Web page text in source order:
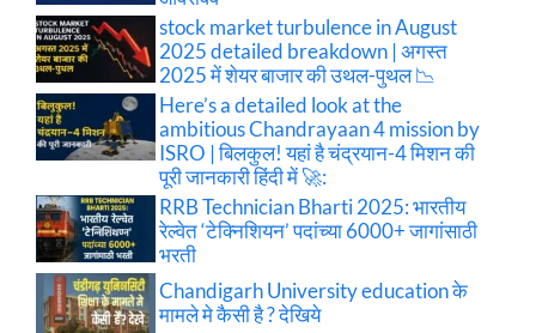
stock market turbulence in August
2025 detailed breakdown | अगस्त
2025 में शेयर बाजार की उथल-पुथल 📉
Here’s a detailed look at the
ambitious Chandrayaan 4 mission by
ISRO | बिलकुल! यहां है चंद्रयान-4 मिशन की
पूरी जानकारी हिंदी में 🚀:
RRB Technician Bharti 2025: भारतीय
रेल्वेत ‘टेक्निशियन’ पदांच्या 6000+ जागांसाठी
भरती
Chandigarh University education के
मामले मे कैसी है ? देखिये